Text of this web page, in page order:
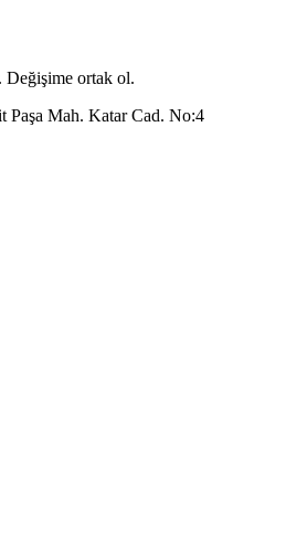
Değişime ortak ol.
Paşa Mah. Katar Cad. No:4